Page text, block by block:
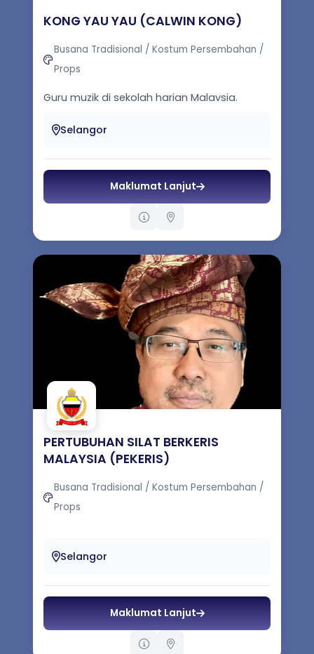
KONG YAU YAU (CALWIN KONG)
Busana Tradisional / Kostum Persembahan /
Props
Guru muzik di sekolah harian Malaysia.
Penilai Pengiktirafan Pengalam...
Selangor
Maklumat Lanjut
PERTUBUHAN SILAT BERKERIS
MALAYSIA (PEKERIS)
Busana Tradisional / Kostum Persembahan /
Props
silat berkeris, keris, busana melayu
Selangor
Maklumat Lanjut